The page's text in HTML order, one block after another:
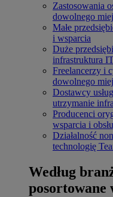
Zastosowania
dowolnego
Małe
i wsparcia
Duże
infrastruktura
Freelancerzy i
dowolnego
Dostawcy
utrzymanie
Producenci
wsparcia i
Działalność
technologię
Według
posortowane